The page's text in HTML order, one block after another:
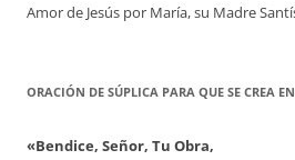
Amor de Jesús por María, su Madre
ORACIÓN DE SÚPLICA PARA QUE SE CREA
«Bendice, Señor, Tu Obra,